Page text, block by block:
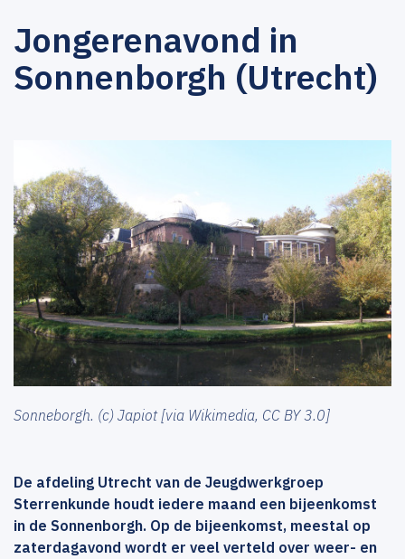
Jongerenavond in
Sonnenborgh (Utrecht)
Sonneborgh. (c) Japiot [via Wikimedia, CC BY 3.0]
De afdeling Utrecht van de Jeugdwerkgroep
Sterrenkunde houdt iedere maand een bijeenkomst
in de Sonnenborgh. Op de bijeenkomst, meestal op
zaterdagavond wordt er veel verteld over weer- en